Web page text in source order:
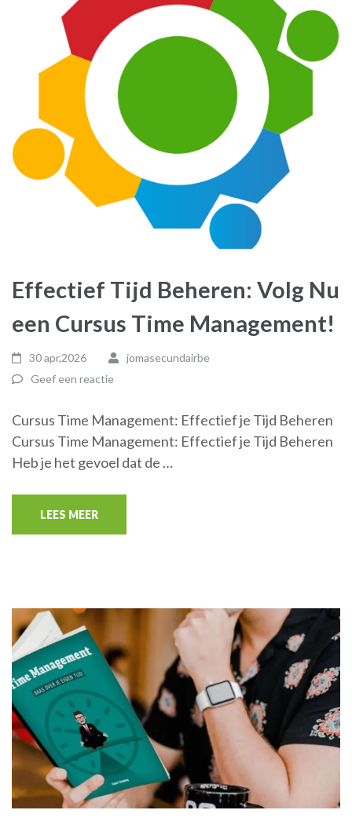
Effectief Tijd Beheren: Volg Nu
een Cursus Time Management!
30 apr,2026
jomasecundairbe
Geef een reactie
Cursus Time Management: Effectief je Tijd Beheren
Cursus Time Management: Effectief je Tijd Beheren
Heb je het gevoel dat de …
LEES MEER